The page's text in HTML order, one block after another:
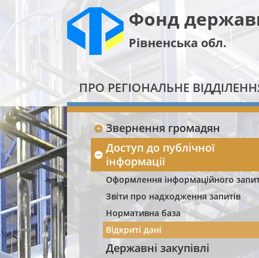
Фонд
Рівненська обл.
ПРО РЕГІОНАЛЬНЕ
Звернення громадян
Доступ до публічної
інформації
Оформлення інформаційного
Звіти про надходження запитів
Нормативна база
Відкриті дані
Державні закупівлі